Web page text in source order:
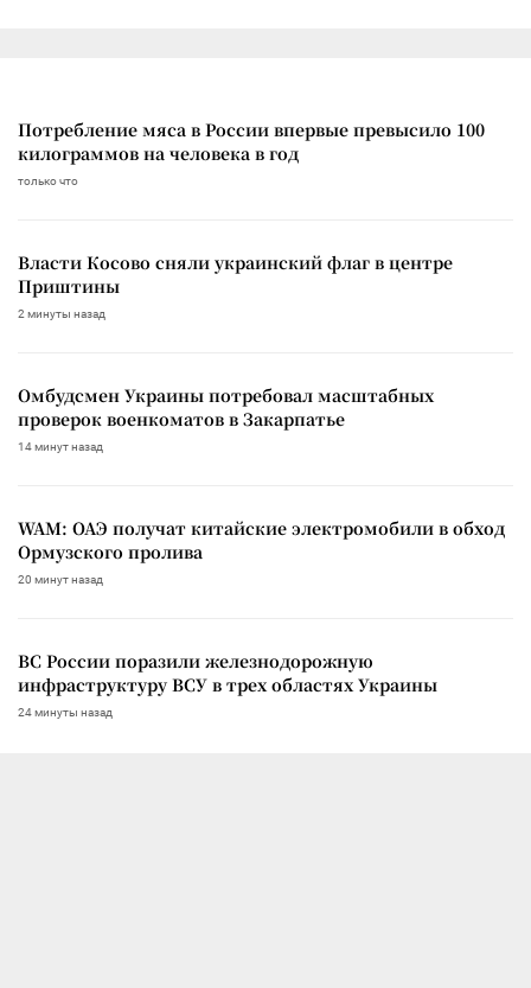
Потребление мяса в России впервые превысило 100
килограммов на человека в год
только что
Власти Косово сняли украинский флаг в центре
Приштины
2 минуты назад
Омбудсмен Украины потребовал масштабных
проверок военкоматов в Закарпатье
14 минут назад
WAM: ОАЭ получат китайские электромобили в обход
Ормузского пролива
20 минут назад
ВС России поразили железнодорожную
инфраструктуру ВСУ в трех областях Украины
24 минуты назад